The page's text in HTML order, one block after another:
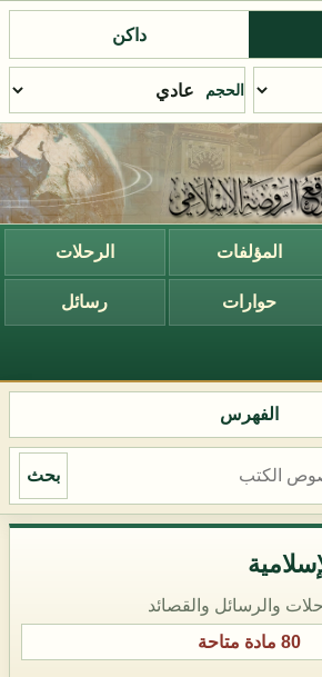
داكن
الحجم
المؤلفات الرحلات
حوارات رسائل
الفهرس
بحث
والرسائل والقصائد
80 مادة متاحة